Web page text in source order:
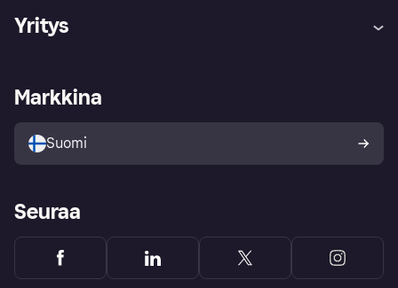
Ohje
Kirjaudu sisään
Tutustu kauppoihin
Ostajan turva
Yritys
Kirjaudu sisään yrityksenä
Markkina
Suomi
Seuraa